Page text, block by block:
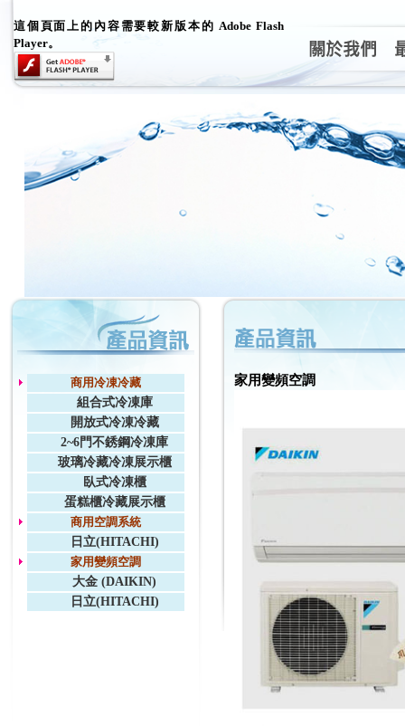
這個頁面上的內容需要較新版本的 Adobe Flash
Player。
商用冷凍冷藏
組合式冷凍庫
開放式冷凍冷藏
2~6門不銹鋼冷凍庫
玻璃冷藏冷凍展示櫃
臥式冷凍櫃
蛋糕櫃冷藏展示櫃
商用空調系統
日立(HITACHI)
家用變頻空調
大金 (DAIKIN)
日立(HITACHI)
家用變頻空調